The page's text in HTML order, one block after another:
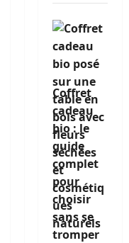
Coffret
cadeau
bio : le
guide
complet
pour
choisir
sans se
tromper